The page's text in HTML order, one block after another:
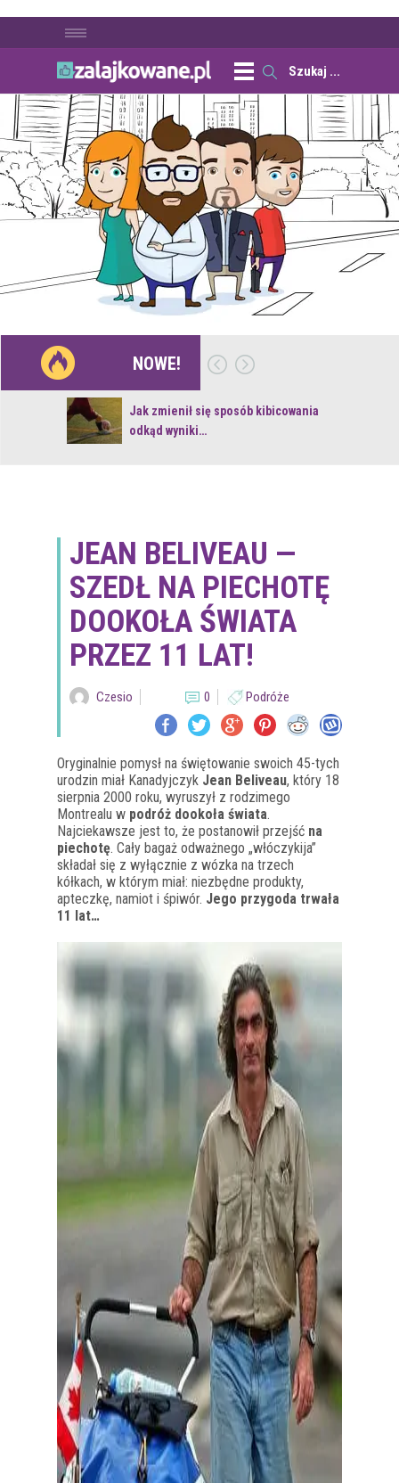
NOWE!
Jak zmienił się sposób kibicowania
odkąd wyniki…
JEAN BELIVEAU —
SZEDŁ NA PIECHOTĘ
DOOKOŁA ŚWIATA
PRZEZ 11 LAT!
Czesio 0 Podróże
Oryginalnie pomysł na świętowanie swoich 45-tych
urodzin miał Kanadyjczyk Jean Beliveau, który 18
sierpnia 2000 roku, wyruszył z rodzimego
Montrealu w podróż dookoła świata.
Najciekawsze jest to, że postanowił przejść na
piechotę. Cały bagaż odważnego „włóczykija”
składał się z wyłącznie z wózka na trzech
kółkach, w którym miał: niezbędne produkty,
apteczkę, namiot i śpiwór. Jego przygoda trwała
11 lat…